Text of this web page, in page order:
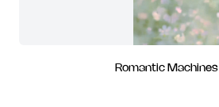
Romantic